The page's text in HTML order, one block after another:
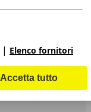
| Elenco fornitori
Accetta tutto